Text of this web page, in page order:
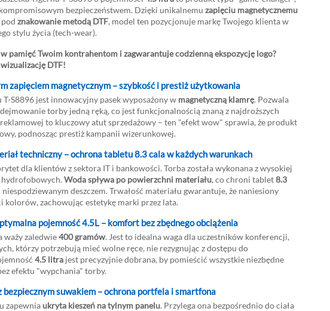
bezpieczeństwem. Dzięki unikalnemuzapięciu magnetycznemu
podznakowanie metodą DTF, model ten pozycjonuje markę Twojego klienta w
stylu życia (tech-wear).
pamięć Twoim kontrahentom i zagwarantuje codzienną ekspozycję logo?
DTF!
zapięciem magnetycznym – szybkość i prestiż użytkowania
S8896 jest innowacyjny pasek wyposażony w magnetyczną klamrę. Pozwala
torby jedną ręką, co jest funkcjonalnością znaną z najdroższych
to kluczowy atut sprzedażowy – ten "efekt wow" sprawia, że produkt
podnosząc prestiż kampanii wizerunkowej.
techniczny – ochrona tabletu 8.3 cala w każdych warunkach
dla klientów z sektora IT i bankowości. Torba została wykonana z wysokiej
hydrofobowych.Woda spływa po powierzchni materiału, co chroni tablet8.3
deszczem. Trwałość materiału gwarantuje, że naniesiony
kolorów, zachowując estetykę marki przez lata.
pojemność 4.5L – komfort bez zbędnego obciążenia
waży zaledwie400 gramów. Jest to idealna waga dla uczestników konferencji,
którzy potrzebują mieć wolne ręce, nie rezygnując z dostępu do
4.5 litra jest precyzyjnie dobrana, by pomieścić wszystkie niezbędne
efektu "wypchania" torby.
suwakiem – ochrona portfela i smartfona
zapewnia ukryta kieszeń na tylnym panelu. Przylega ona bezpośrednio do ciała